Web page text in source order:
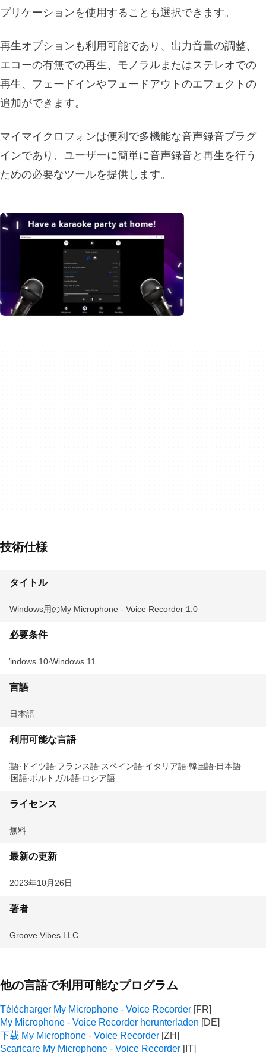
プリケーションを使用することも選択できます。
再生オプションも利用可能であり、出力音量の調整、
エコーの有無での再生、モノラルまたはステレオでの
再生、フェードインやフェードアウトのエフェクトの
追加ができます。
マイマイクロフォンは便利で多機能な音声録音プラグ
インであり、ユーザーに簡単に音声録音と再生を行う
ための必要なツールを提供します。
技術仕様
タイトル
Windows用のMy Microphone - Voice Recorder 1.0
必要条件
Windows 10 Windows 11
言語
日本語
利用可能な言語
英語 ドイツ語 フランス語 スペイン語 イタリア語 韓国語 日本語
中国語 ポルトガル語 ロシア語
ライセンス
無料
最新の更新
2023年10月26日
著者
Groove Vibes LLC
他の言語で利用可能なプログラム
Télécharger My Microphone - Voice Recorder
My Microphone - Voice Recorder herunterladen
下载 My Microphone - Voice Recorder
Scaricare My Microphone - Voice Recorder